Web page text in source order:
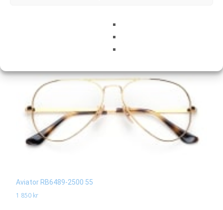
Relaterade produkter
Aviator RB6489-2500 55
1 850 kr